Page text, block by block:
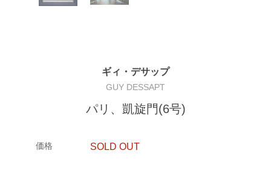
ギィ・デサップ
GUY DESSAPT
パリ、凱旋門(6号)
価格 SOLD OUT